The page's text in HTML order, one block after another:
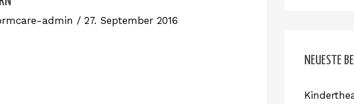
admin /27. September 2016
e
n
NEUESTE